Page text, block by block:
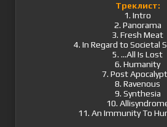
Треклист:
1. Intro
2. Panorama
3. Fresh Meat
4. In Regard to Societal
5. ...All Is Lost
6. Humanity
7. Post
8. Ravenous
9. Synthesia
10.
11. An Immunity To